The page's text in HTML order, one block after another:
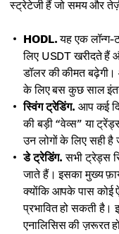
स्ट्रेटेजी हैं जो समय और
HODL.यह एक लॉन्ग-
लिए USDT खरीदते हैं
डॉलर की कीमत
के लिए बस कुछ साल
स्विंग ट्रेडिंग. आप कई
की बड़ी “वेव्स” या
उन लोगों के लिए सही है
डे ट्रेडिंग. सभी ट्रेड्स
जाते हैं। इसका मुख्य
क्योंकि आपके पास कोई
प्रभावित हो सकती है।
एनालिसिस की ज़रूरत